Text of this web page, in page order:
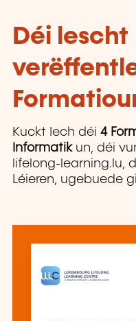
Déi lescht
Kuckt Iech déi 4
Informatikun, déi
lifelong-learning.lu,
Léieren, ugebuede